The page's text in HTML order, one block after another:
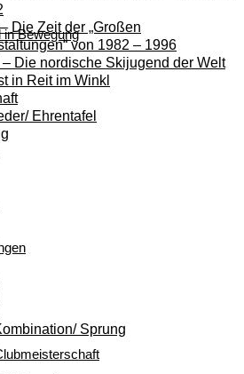
in Bewegung
Die Zeit der „Großen
von 1982 – 1996
– Die nordische Skijugend der Welt
in Reit im Winkl
Ehrentafel
Sprung